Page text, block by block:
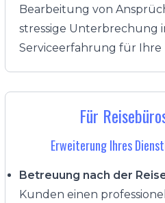
Bearbeitung von
stressige Unterbrechung
Serviceerfahrung für Ihre
Für
Erweiterung Ihres
Betreuung nach der
Kunden einen